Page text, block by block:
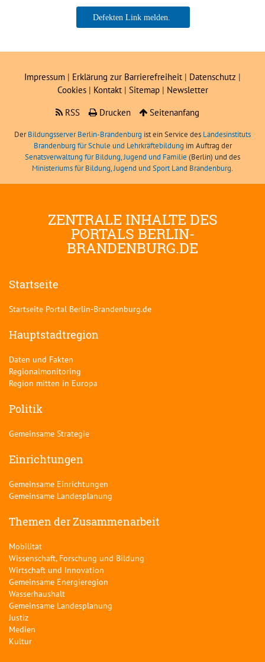
Jan Steckmeister
Impressum | Erklärung zur Barrierefreiheit | Datenschutz |
Cookies| Kontakt | Sitemap| Newsletter
RSS
Drucken Seitenanfang
DerBildungsserver Berlin-Brandenburg ist ein Service des Landesinstituts
Brandenburg für Schule und Lehrkräftebildung im Auftrag der
Senatsverwaltung für Bildung, Jugend und Familie (Berlin) und des
Ministeriums für Bildung, Jugend und Sport Land Brandenburg.
ZENTRALE INHALTE DES
PORTALS BERLIN-
BRANDENBURG.DE
Startseite
Startseite Portal Berlin-Brandenburg.de
Hauptstadtregion
Daten und Fakten
Regionalmonitoring
Region mitten in Europa
Politik
Gemeinsame Strategie
Einrichtungen
Gemeinsame Einrichtungen
Gemeinsame Landesplanung
Themen der Zusammenarbeit
Mobilität
Wissenschaft, Forschung und Bildung
Wirtschaft und Innovation
Gemeinsame Energieregion
Wasserhaushalt
Gemeinsame Landesplanung
Justiz
Medien
Kultur